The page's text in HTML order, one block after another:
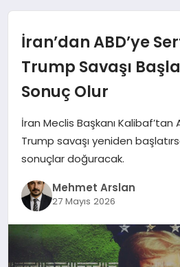
EKONOMI
SPOR
SAĞLIK
EĞITIM
DÜNYA
İran’dan ABD’ye
Trump Savaşı
Sonuç Olur
İran Meclis Başkanı Kalibaf’tan
Trump savaşı yeniden
sonuçlar doğuracak.
Mehmet Arslan
27 Mayıs 2026